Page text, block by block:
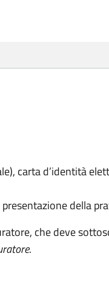
carta d’identità
della
che deve
.